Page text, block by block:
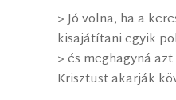
> Jó volna, ha a
kisajátítani egyik
> és meghagyná
Krisztust akarják